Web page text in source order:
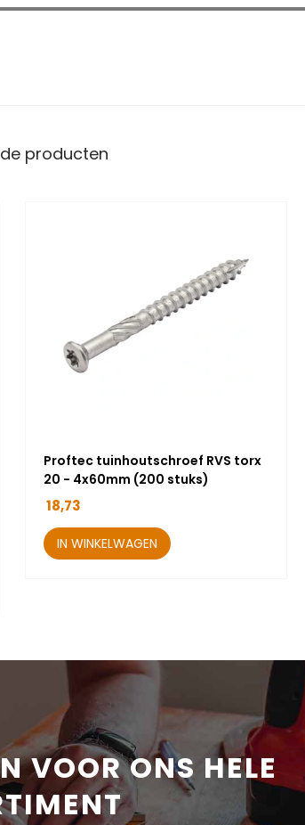
producten
Proftec tuinhoutschroef RVS torx
20 - 4x60mm (200 stuks)
18,73
IN WINKELWAGEN
VOOR ONS HELE